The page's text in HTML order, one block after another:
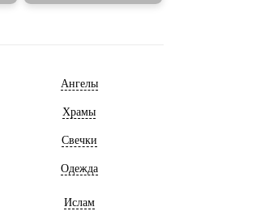
Ангелы
Храмы
Свечки
Одежда
Ислам